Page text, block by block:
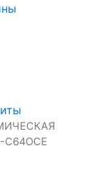
плиты